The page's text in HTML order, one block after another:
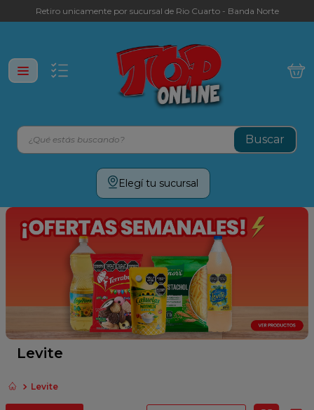
Retiro unicamente por sucursal de Rio Cuarto - Banda Norte
¿Qué estás buscando?
Elegí tu sucursal
Levite
Levite
Términos más buscados
yerba
galletitas
queso